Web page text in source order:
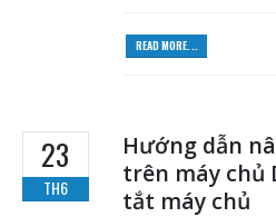
READ MORE...
23
TH6
Hướng dẫn
trên máy chủ
tắt máy chủ